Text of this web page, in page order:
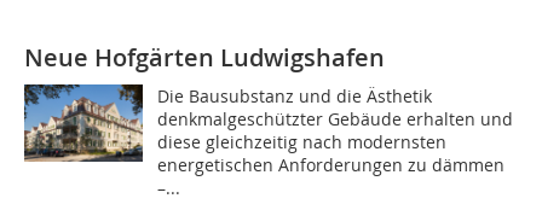
Neue Hofgärten Ludwigshafen
Die Bausubstanz und die Ästhetik
denkmalgeschützter Gebäude erhalten und
diese gleichzeitig nach modernsten
energetischen Anforderungen zu dämmen
–...